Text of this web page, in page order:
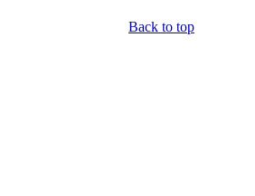
Back to top